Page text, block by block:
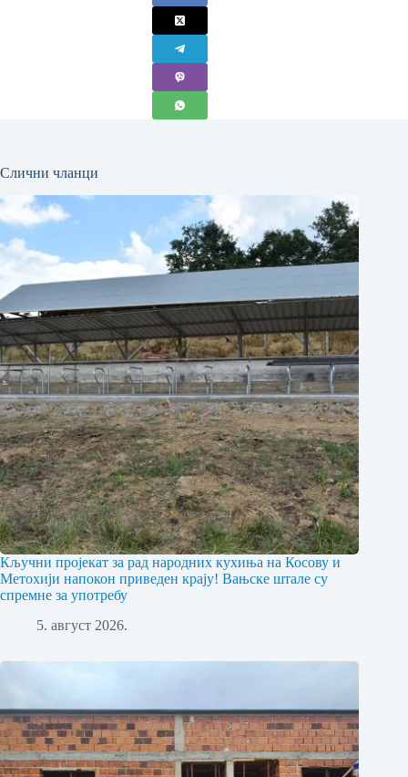
Слични чланци
Кључни пројекат за рад народних кухиња на Косову и
Метохији напокон приведен крају! Вањске штале су
спремне за употребу
5. август 2026.